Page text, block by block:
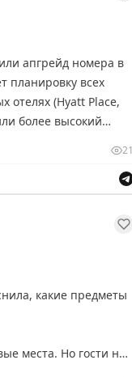
апгрейд номера в
планировку всех
отелях (Hyatt Place,
более высокий
Иногда отель
21
какие предметы
места. Но гости не